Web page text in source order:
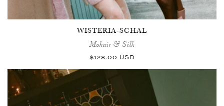
WISTERIA-SCHAL
Mohair & Silk
Normaler
$128.00 USD